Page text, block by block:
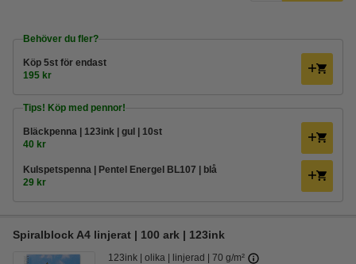
Behöver du fler?
Köp 5st för endast
195 kr
Tips! Köp med pennor!
Bläckpenna | 123ink | gul | 10st
40 kr
Kulspetspenna | Pentel Energel BL107 | blå
29 kr
Spiralblock A4 linjerat | 100 ark | 123ink
123ink olika linjerad 70 g/m²